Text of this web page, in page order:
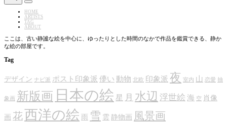
か
の
部
屋
作
品
を
が
Menu
Close
HOME
ARTISTS
TAG
ABOUT
ここは、古い静謐な絵を中心に、ゆったりとした時間のなかで作品を鑑賞できる、静か
な絵の部屋です。
Tag
デザイン ナビ派 ポスト印象派 儚い 動物 北欧 印象派 夜 室内 山 恋愛 抽
象画 新版画 日本の絵 星 月 水辺 浮世絵 海 空 肖像
画 花西洋の絵 雨 雪 雲 静物画 風景画